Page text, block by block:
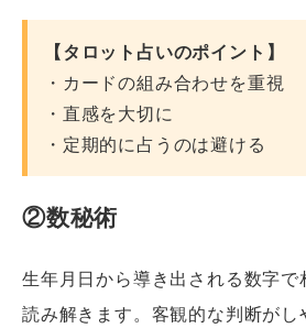
【タロット占いのポイント】
・カードの組み合わせを重視
・直感を大切に
・定期的に占うのは避ける
②数秘術
生年月日から導き出される数字で
読み解きます。客観的な判断が